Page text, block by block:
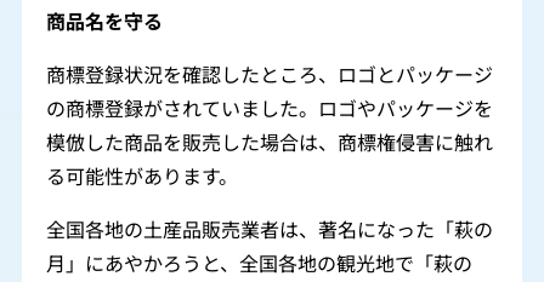
商品名を守る
商標登録状況を確認したところ、ロゴとパッケージ
の商標登録がされていました。ロゴやパッケージを
模倣した商品を販売した場合は、商標権侵害に触れ
る可能性があります。
全国各地の土産品販売業者は、著名になった「萩の
月」にあやかろうと、全国各地の観光地で「萩の